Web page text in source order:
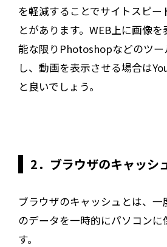
を軽減することでサイトスピー
とがあります。WEB上に画像
能な限りPhotoshopなどのツー
し、動画を表示させる場合は
と良いでしょう。
2．ブラウザのキャッシ
ブラウザのキャッシュとは、一
のデータを一時的にパソコンに
す。